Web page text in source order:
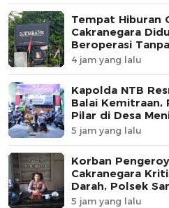
Tempat Hiburan
Cakranegara
Beroperasi
Segera Bertindak
4 jam yang lalu
Kapolda NTB
Balai Kemitraan,
Pilar di Desa
5 jam yang lalu
Korban
Cakranegara
Darah, Polsek
Pelaku.
5 jam yang lalu